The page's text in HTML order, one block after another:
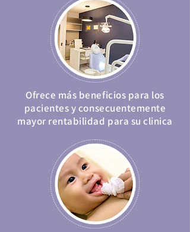
Ofrece más beneficios para los
pacientes y consecuentemente
mayor rentabilidad para su clinica